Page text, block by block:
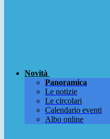
Novità
Panoramica
Le notizie
Le circolari
Calendario eventi
Albo online